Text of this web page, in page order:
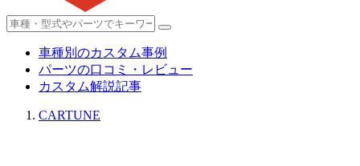
車種別のカスタム事例
パーツの口コミ・レビュー
カスタム解説記事
CARTUNE